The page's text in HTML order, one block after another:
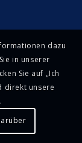
dazu
in unserer
Sie auf „Ich
direkt unsere